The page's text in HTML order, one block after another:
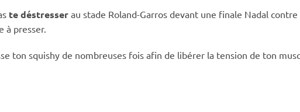
te déstresser au stade Roland-Garros devant une finale Nadal
à presser.
ton squishy de nombreuses fois afin de libérer la tension de ton